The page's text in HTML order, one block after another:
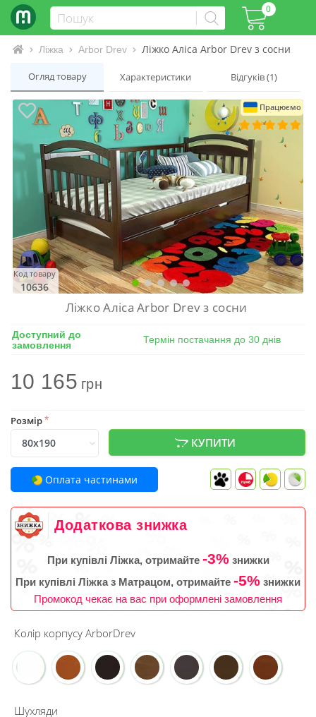
0
Інтернет-магазин матраців та ліжок
Ліжка Arbor Drev Ліжко Аліса Arbor Drev з сосни
Огляд товару Характеристики Відгуків (1)
Працюємо
Код товару
10636
Ліжко Аліса Arbor Drev з сосни
Доступний до
замовлення
Термін постачання до 30 днів
10 165грн
Розмір*
КУПИТИ
Оплата частинами
Додаткова знижка
При купівлі Ліжка, отримайте -3%знижки
При купівлі Ліжка з Матрацом, отримайте -5% знижки
Промокод чекає на вас при оформлені замовлення
Колір корпусу ArborDrev
Шухляди